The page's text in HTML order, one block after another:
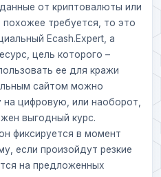
от криптовалюты или
требуется, то это
Ecash.Expert, а
цель которого –
ее для кражи
сайтом можно
цифровую, или наоборот,
выгодный курс.
фиксируется в момент
если произойдут резкие
на предложенных